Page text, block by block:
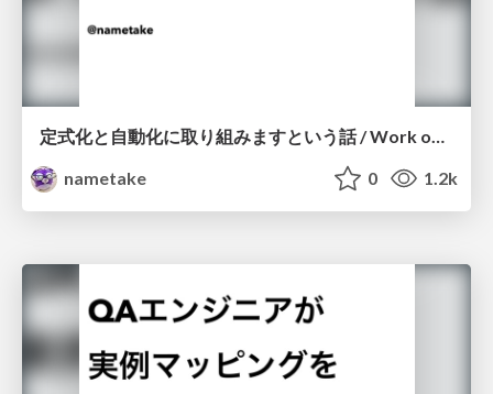
定式化と自動化に取り組みますという話 / Work on formulation and automation
nametake
0 1.2k